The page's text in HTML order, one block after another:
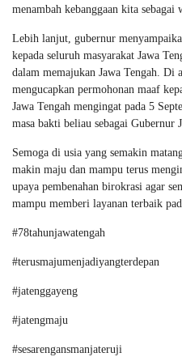
menambah kebanggaan kita sebagai
Lebih lanjut, gubernur
kepada seluruh masyarakat Jawa
dalam memajukan Jawa Tengah. Di
mengucapkan permohonan maaf
Jawa Tengah mengingat pada 5
masa bakti beliau sebagai Gubernur
Semoga di usia yang semakin
makin maju dan mampu terus
upaya pembenahan birokrasi agar
mampu memberi layanan terbaik
#78tahunjawatengah
#terusmajumenjadiyangterdepan
#jatenggayeng
#jatengmaju
#sesarengansmanjateruji